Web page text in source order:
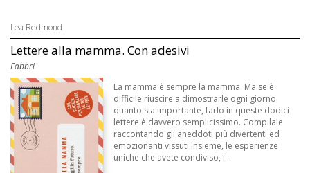
Lea Redmond
Lettere alla mamma. Con adesivi
Fabbri
La mamma è sempre la mamma. Ma se è
difficile riuscire a dimostrarle ogni giorno
quanto sia importante, farlo in queste dodici
lettere è davvero semplicissimo. Compilale
raccontando gli aneddoti più divertenti ed
emozionanti vissuti insieme, le esperienze
uniche che avete condiviso, i ...